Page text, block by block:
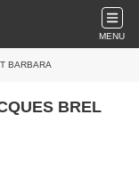
MENU
BARBARA